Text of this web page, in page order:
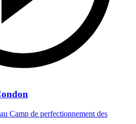
Camp de perfectionnement des